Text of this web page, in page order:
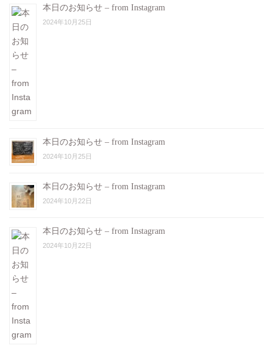
本日のお知らせ – from Instagram
2024年10月25日
本日のお知らせ – from Instagram
2024年10月25日
本日のお知らせ – from Instagram
2024年10月22日
本日のお知らせ – from Instagram
2024年10月22日